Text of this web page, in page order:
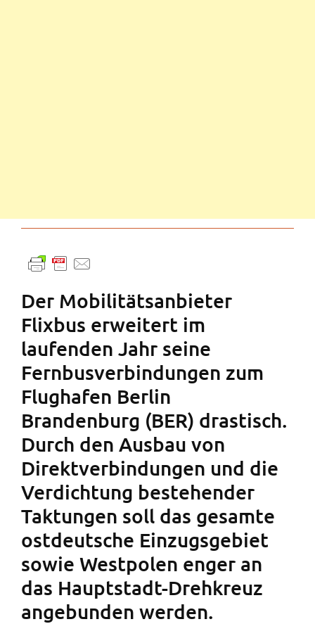
Der Mobilitätsanbieter
Flixbus erweitert im
laufenden Jahr seine
Fernbusverbindungen zum
Flughafen Berlin
Brandenburg (BER) drastisch.
Durch den Ausbau von
Direktverbindungen und die
Verdichtung bestehender
Taktungen soll das gesamte
ostdeutsche Einzugsgebiet
sowie Westpolen enger an
das Hauptstadt-Drehkreuz
angebunden werden.